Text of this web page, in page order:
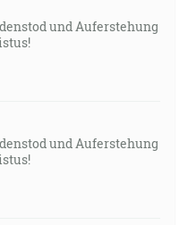
aby ste si, keď
zasľúbenie. [Žd 10:36]
vidíš, lebo ja som šokéd,
som ho vykonal. [Jr
und Auferstehung
und Auferstehung